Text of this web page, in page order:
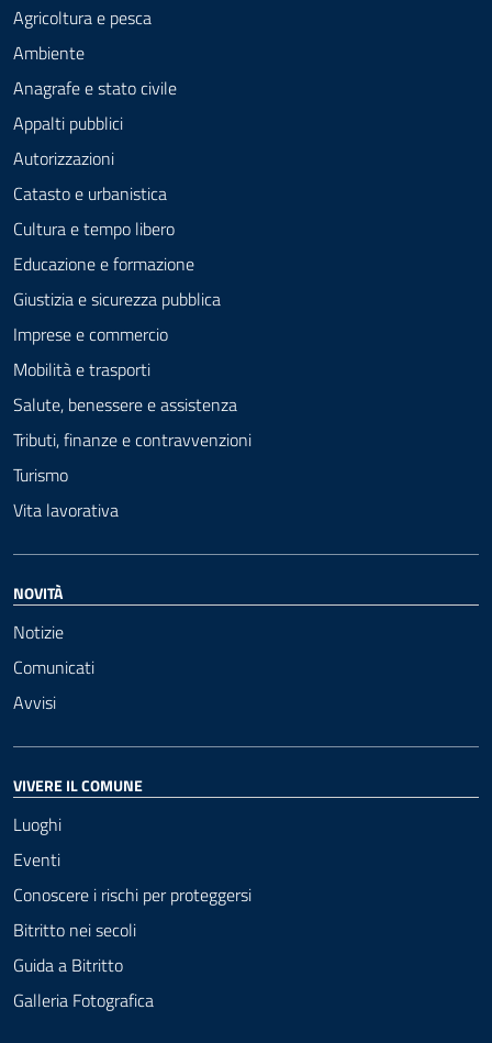
Agricoltura e pesca
Ambiente
Anagrafe e stato civile
Appalti pubblici
Autorizzazioni
Catasto e urbanistica
Cultura e tempo libero
Educazione e formazione
Giustizia e sicurezza pubblica
Imprese e commercio
Mobilità e trasporti
Salute, benessere e assistenza
Tributi, finanze e contravvenzioni
Turismo
Vita lavorativa
NOVITÀ
Notizie
Comunicati
Avvisi
VIVERE IL COMUNE
Luoghi
Eventi
Conoscere i rischi per proteggersi
Bitritto nei secoli
Guida a Bitritto
Galleria Fotografica